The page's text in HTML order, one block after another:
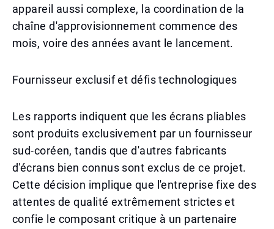
appareil aussi complexe, la coordination de la
chaîne d'approvisionnement commence des
mois, voire des années avant le lancement.
Fournisseur exclusif et défis technologiques
Les rapports indiquent que les écrans pliables
sont produits exclusivement par un fournisseur
sud-coréen, tandis que d'autres fabricants
d'écrans bien connus sont exclus de ce projet.
Cette décision implique que l'entreprise fixe des
attentes de qualité extrêmement strictes et
confie le composant critique à un partenaire